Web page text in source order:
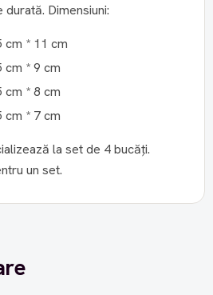
Dimensiuni:
cm * 11 cm
cm * 9 cm
cm * 8 cm
cm * 7 cm
la set de 4 bucăți.
un set.